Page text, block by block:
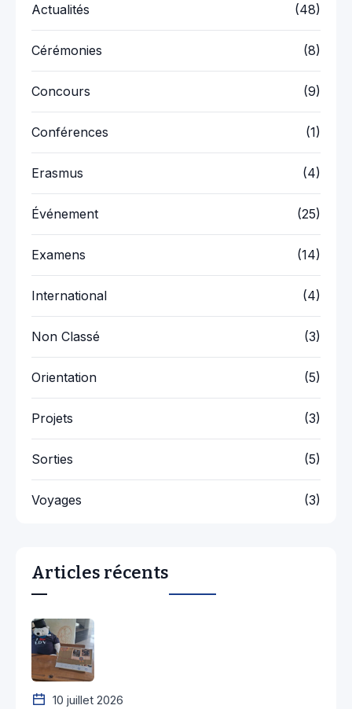
Actualités (48)
Cérémonies (8)
Concours (9)
Conférences (1)
Erasmus (4)
Événement (25)
Examens (14)
International (4)
Non Classé (3)
Orientation (5)
Projets (3)
Sorties (5)
Voyages (3)
Articles récents
10 juillet 2026